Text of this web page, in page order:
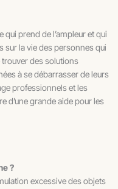
prend de l’ampleur et qui
sur la vie des personnes qui
des solutions
à se débarrasser de leurs
professionnels et les
d’une grande aide pour les
?
excessive des objets